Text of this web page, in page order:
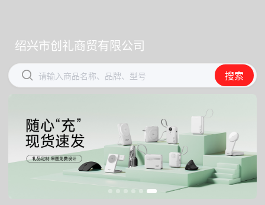
绍兴市创礼商贸有限公司
 请输入商品名称、品牌、型号 搜索
绍兴市创礼商贸有限公司
 请输入商品名称、品牌、型号 搜索
开学季礼品专区现已正式上线！